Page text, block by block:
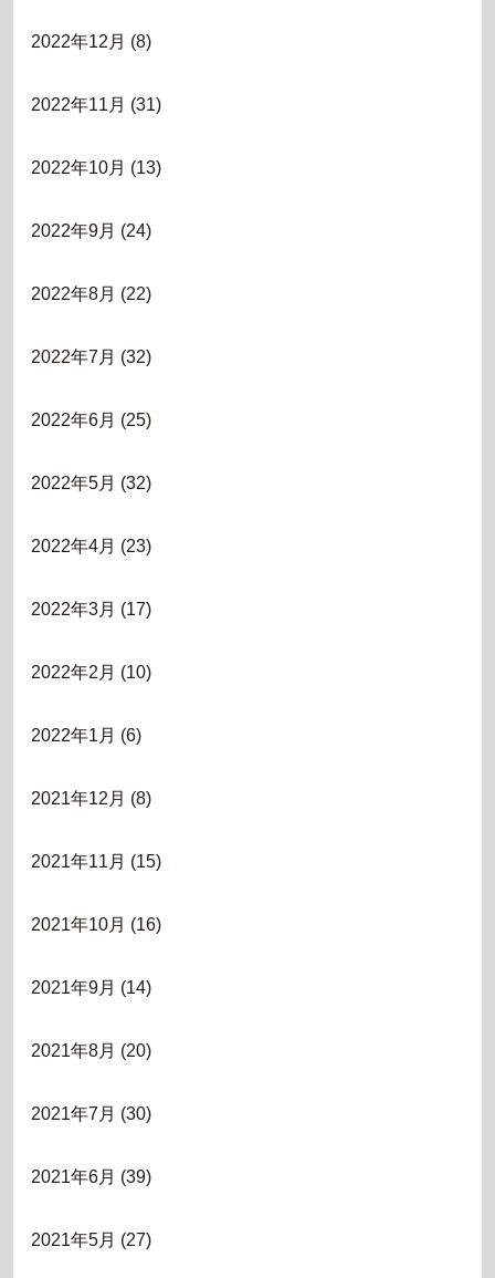
2022年12月 (8)
2022年11月 (31)
2022年10月 (13)
2022年9月 (24)
2022年8月 (22)
2022年7月 (32)
2022年6月 (25)
2022年5月 (32)
2022年4月 (23)
2022年3月 (17)
2022年2月 (10)
2022年1月 (6)
2021年12月 (8)
2021年11月 (15)
2021年10月 (16)
2021年9月 (14)
2021年8月 (20)
2021年7月 (30)
2021年6月 (39)
2021年5月 (27)